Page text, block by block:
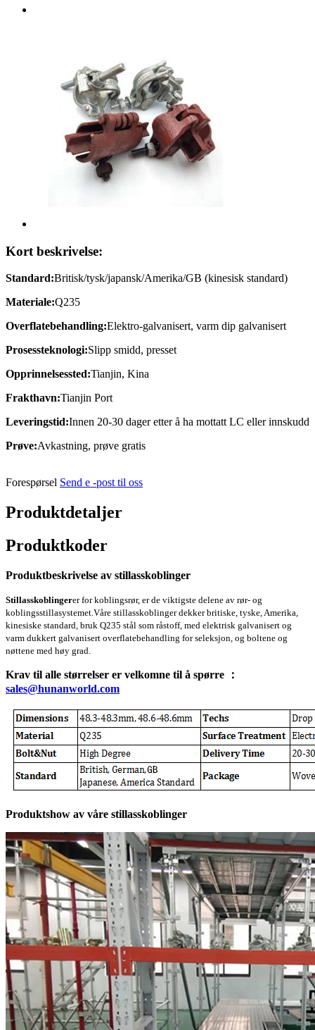
Kort beskrivelse:
Standard:Britisk/tysk/japansk/Amerika/GB (kinesisk standard)
Materiale:Q235
Overflatebehandling:Elektro-galvanisert, varm dip galvanisert
Prosessteknologi:Slipp smidd, presset
Opprinnelsessted:Tianjin, Kina
Frakthavn:Tianjin Port
Leveringstid:Innen 20-30 dager etter å ha mottatt LC eller innskudd
Prøve:Avkastning, prøve gratis
Forespørsel Send e -post til oss
Produktdetaljer
Produktkoder
Produktbeskrivelse av stillasskoblinger
Stillasskoblingerer for koblingsrør, er de viktigste delene av rør- og
koblingsstillasystemet. Våre stillasskoblinger dekker britiske, tyske, Amerika,
kinesiske standard, bruk Q235 stål som råstoff, med elektrisk galvanisert og
varm dukkert galvanisert overflatebehandling for seleksjon, og boltene og
nøttene med høy grad.
Krav til alle størrelser er velkomne til å spørre ：
sales@hunanworld.com
Produktshow av våre stillasskoblinger